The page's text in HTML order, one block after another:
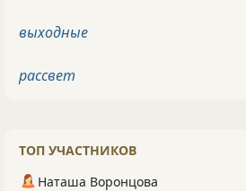
выходные
рассвет
ТОП УЧАСТНИКОВ
Наташа Воронцова